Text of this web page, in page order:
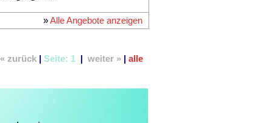
« zurück | Seite: 1 | weiter » | alle